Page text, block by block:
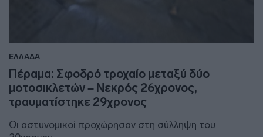
ΕΛΛΑΔΑ
Πέραμα: Σφοδρό τροχαίο μεταξύ δύο
μοτοσικλετών – Νεκρός 26χρονος,
τραυματίστηκε 29χρονος
Οι αστυνομικοί προχώρησαν στη σύλληψη του